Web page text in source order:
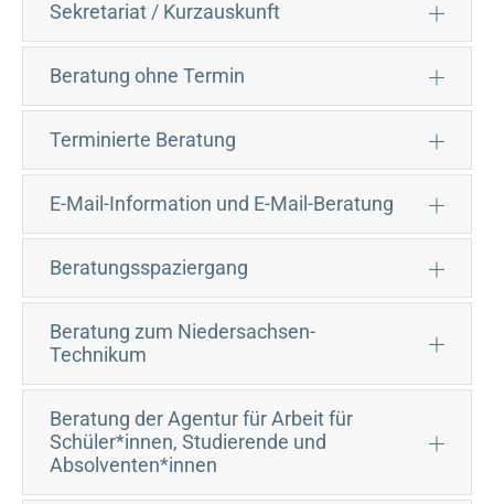
Sekretariat / Kurzauskunft
Beratung ohne Termin
Terminierte Beratung
E-Mail-Information und E-Mail-Beratung
Beratungsspaziergang
Beratung zum Niedersachsen-
Technikum
Beratung der Agentur für Arbeit für
Schüler*innen, Studierende und
Absolventen*innen